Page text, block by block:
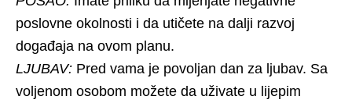
poslovne okolnosti i da utičete na dalji razvoj
događaja na ovom planu.
LJUBAV: Pred vama je povoljan dan za ljubav. Sa
voljenom osobom možete da uživate u lijepim